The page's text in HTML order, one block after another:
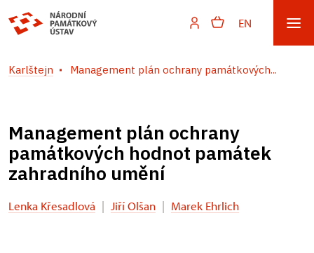
EN
Karlštejn Management plán ochrany památkových...
Management plán ochrany
památkových hodnot památek
zahradního umění
Lenka Křesadlová | Jiří Olšan | Marek Ehrlich